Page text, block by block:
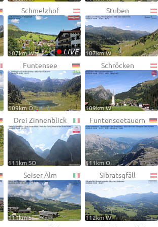
Schmelzhof
•LIVE
107km W
Stuben
107km W
Funtensee
109km O
Schröcken
109km W
Drei Zinnenblick
111km SO
Funtenseetauern
111km O
Seiser Alm
111km S
Sibratsgfäll
112km W